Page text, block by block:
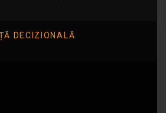
DECIZIONALĂ
cu
sectia